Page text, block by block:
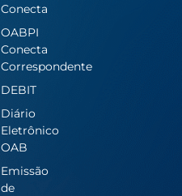
Conecta
OABPI
Conecta
Correspondente
DEBIT
Diário
Eletrônico
OAB
Emissão
de